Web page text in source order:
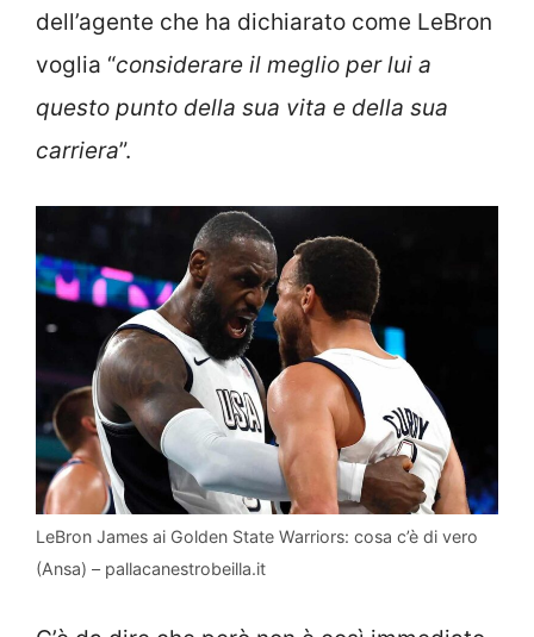
dell’agente che ha dichiarato come LeBron
voglia “considerare il meglio per lui a
questo punto della sua vita e della sua
carriera”.
LeBron James ai Golden State Warriors: cosa c’è di vero
(Ansa) – pallacanestrobeilla.it